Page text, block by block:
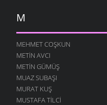
M
MEHMET COŞKUN
METIN AVCI
METIN GÜMÜŞ
MUAZ SUBAŞI
MURAT KUŞ
MUSTAFA TILCI